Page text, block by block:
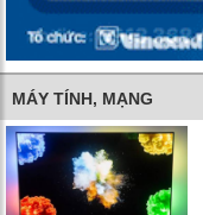
MÁY TÍNH, MẠNG